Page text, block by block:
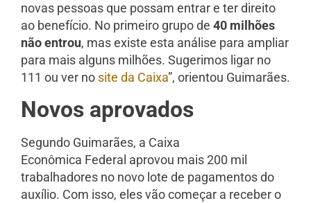
novas pessoas que possam entrar e ter direito
ao benefício. No primeiro grupo de 40 milhões
não entrou, mas existe esta análise para ampliar
para mais alguns milhões. Sugerimos ligar no
111 ou ver no site da Caixa”, orientou Guimarães.
Novos aprovados
Segundo Guimarães, a Caixa
Econômica Federal aprovou mais 200 mil
trabalhadores no novo lote de pagamentos do
auxílio. Com isso, eles vão começar a receber o